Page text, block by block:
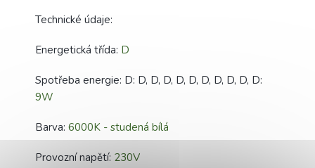
Technické údaje:
Energetická třída: D
Spotřeba energie: D: D, D, D, D, D, D, D, D, D, D:
9W
Barva: 6000K - studená bílá
Provozní napětí: 230V